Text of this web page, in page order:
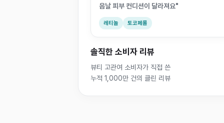
음날 피부 컨디션이 달라져요"
레티놀 토코페롤
솔직한 소비자 리뷰
뷰티 고관여 소비자가 직접 쓴
누적 1,000만 건의 클린 리뷰